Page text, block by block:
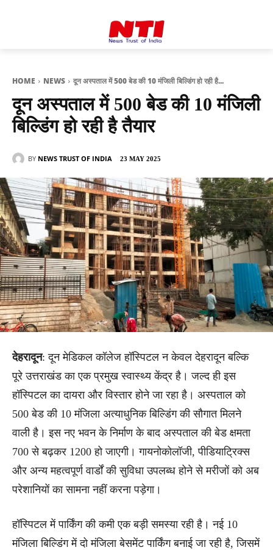
HOME NEWS दून अस्पताल में 500 बेड की 10 मंजिली बिल्डिंग हो रही है...
दून अस्पताल में 500 बेड की 10 मंजिली
बिल्डिंग हो रही है तैयार
BY NEWS TRUST OF INDIA 23 MAY 2025
देहरादून: दून मेडिकल कॉलेज हॉस्पिटल न केवल देहरादून बल्कि
पूरे उत्तराखंड का एक प्रमुख स्वास्थ्य केंद्र है। जल्द ही इस
हॉस्पिटल का दायरा और विस्तार होने जा रहा है। अस्पताल को
500 बेड की 10 मंजिला अत्याधुनिक बिल्डिंग की सौगात मिलने
वाली है। इस नए भवन के निर्माण के बाद अस्पताल की बेड क्षमता
700 से बढ़कर 1200 हो जाएगी। गायनोकोलॉजी, पीडियाट्रिक्स
और अन्य महत्वपूर्ण वार्डों की सुविधा उपलब्ध होने से मरीजों को अब
परेशानियों का सामना नहीं करना पड़ेगा।
हॉस्पिटल में पार्किंग की कमी एक बड़ी समस्या रही है। नई 10
मंजिला बिल्डिंग में दो मंजिला बेसमेंट पार्किंग बनाई जा रही है, जिसमें